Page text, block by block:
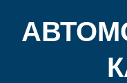
содержимому